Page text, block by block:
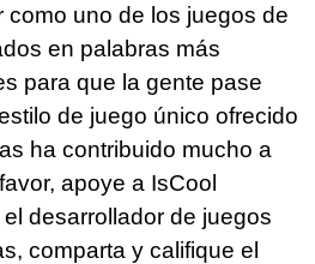
uno de los juegos de
en palabras más
para que la gente pase
de juego único ofrecido
ha contribuido mucho a
apoye a IsCool
desarrollador de juegos
comparta y califique el